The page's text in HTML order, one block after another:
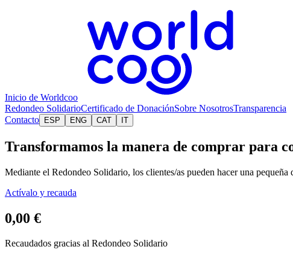
Inicio de Worldcoo
Redondeo SolidarioCertificado de DonaciónSobre NosotrosTransparencia
Contacto
ESP ENG CAT IT
Transformamos la manera de comprar para
Mediante el Redondeo Solidario, los clientes/as pueden hacer una
Actívalo y recauda
0,00 €
Recaudados gracias al Redondeo Solidario